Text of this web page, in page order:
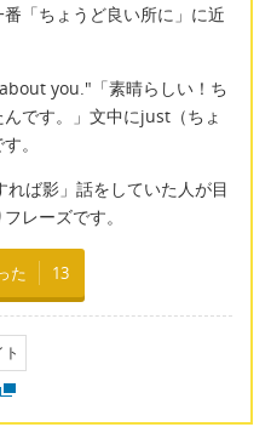
「ちょうど良い所に」に近
you."「素晴らしい！ち
です。」文中にjust（ちょ
。
ば影」話をしていた人が目
レーズです。
た 13